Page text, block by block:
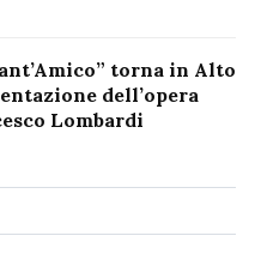
torna in Alto
dell’opera
Lombardi